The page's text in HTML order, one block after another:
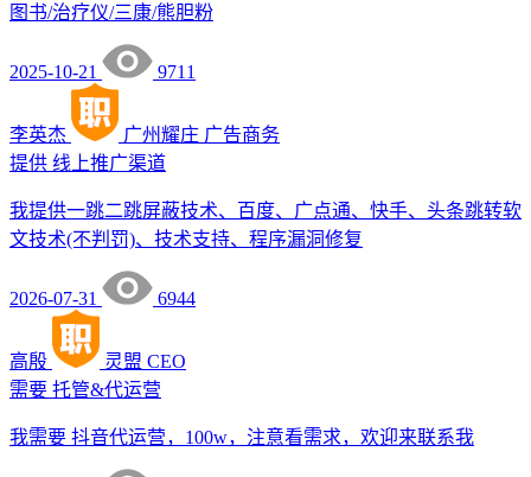
图书/治疗仪/三康/熊胆粉
2025-10-21 9711
李英杰 广州耀庄 广告商务
提供 线上推广渠道
我提供一跳二跳屏蔽技术、百度、广点通、快手、头条跳转软
文技术(不判罚)、技术支持、程序漏洞修复
2026-07-31 6944
高殷 灵盟 CEO
需要 托管&代运营
我需要 抖音代运营，100w，注意看需求，欢迎来联系我